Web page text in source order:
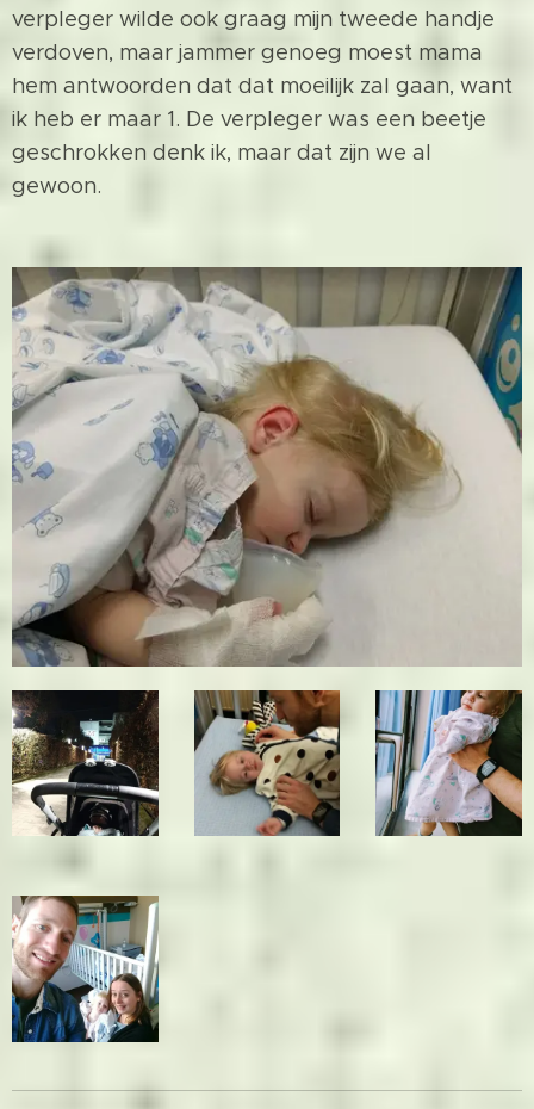
verpleger wilde ook graag mijn tweede handje
verdoven, maar jammer genoeg moest mama
hem antwoorden dat dat moeilijk zal gaan, want
ik heb er maar 1. De verpleger was een beetje
geschrokken denk ik, maar dat zijn we al
gewoon.